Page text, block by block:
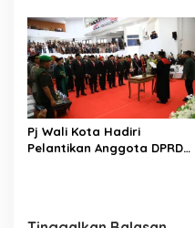
Misi Wali Kota
Pj Wali Kota Hadiri
Pelantikan Anggota DPRD